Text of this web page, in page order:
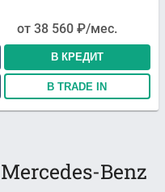
от 38 560 ₽/мес.
В КРЕДИТ
В TRADE IN
Benz